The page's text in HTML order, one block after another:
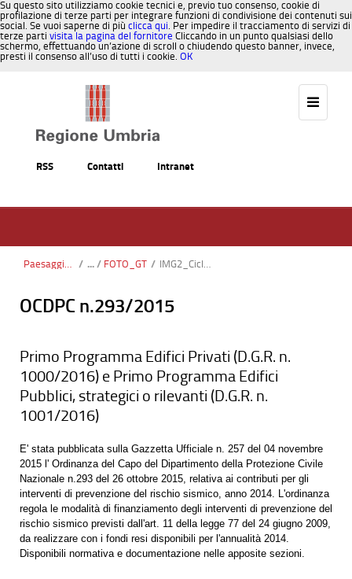
Su questo sito utilizziamo cookie tecnici e, previo tuo consenso, cookie di
profilazione di terze parti per integrare funzioni di condivisione dei contenuti sui
social. Se vuoi saperne di più clicca qui. Per impedire il tracciamento di servizi di
terze parti visita la pagina del fornitore Cliccando in un punto qualsiasi dello
schermo, effettuando un’azione di scroll o chiudendo questo banner, invece,
presti il consenso all’uso di tutti i cookie. OK
RSS Contatti Intranet
Paesaggio, Territorio, Urbanistica / FOTO_GT / IMG2_Ciclopedonale Spoleto-Norcia_Regione Umbria_n° 13_Pieghe su scaglia rossa_345°_375m_42.78142, 12.87014 (±5m)_03012024_112247.jpg
OCDPC n.293/2015
Primo Programma Edifici Privati (D.G.R. n.
1000/2016) e Primo Programma Edifici
Pubblici, strategici o rilevanti (D.G.R. n.
1001/2016)
E' stata pubblicata sulla Gazzetta Ufficiale n. 257 del 04 novembre
2015 l' Ordinanza del Capo del Dipartimento della Protezione Civile
Nazionale n.293 del 26 ottobre 2015, relativa ai contributi per gli
interventi di prevenzione del rischio sismico, anno 2014. L'ordinanza
regola le modalità di finanziamento degli interventi di prevenzione del
rischio sismico previsti dall'art. 11 della legge 77 del 24 giugno 2009,
da realizzare con i fondi resi disponibili per l'annualità 2014.
Disponibili normativa e documentazione nelle apposite sezioni.